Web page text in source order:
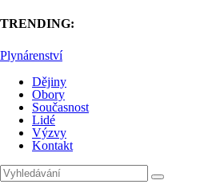
TRENDING:
Plynárenství
Dějiny
Obory
Současnost
Lidé
Výzvy
Kontakt